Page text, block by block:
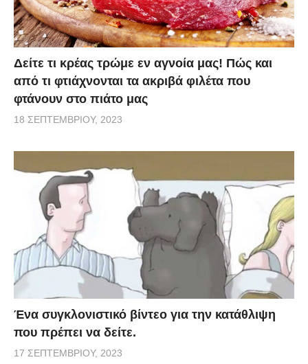
Δείτε τι κρέας τρώμε εν αγνοία μας! Πώς και
από τι φτιάχνονται τα ακριβά φιλέτα που
φτάνουν στο πιάτο μας
18 ΣΕΠΤΕΜΒΡΊΟΥ, 2023
Ένα συγκλονιστικό βίντεο για την κατάθλιψη
που πρέπει να δείτε.
17 ΣΕΠΤΕΜΒΡΊΟΥ, 2023